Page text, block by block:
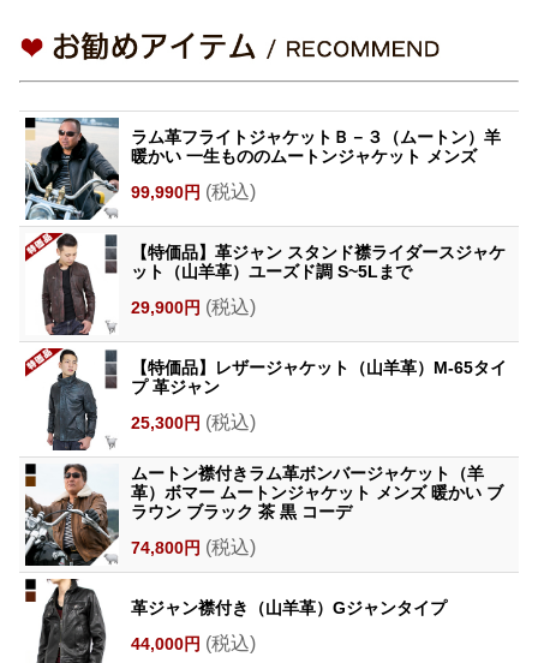
ラム革フライトジャケットＢ－３（ムートン）羊
暖かい 一生もののムートンジャケット メンズ
99,990円 (税込)
【特価品】革ジャン スタンド襟ライダースジャケ
ット（山羊革）ユーズド調 S~5Lまで
29,900円 (税込)
【特価品】レザージャケット（山羊革）M-65タイ
プ 革ジャン
25,300円 (税込)
ムートン襟付きラム革ボンバージャケット（羊
革）ボマー ムートンジャケット メンズ 暖かい ブ
ラウン ブラック 茶 黒 コーデ
74,800円 (税込)
革ジャン襟付き（山羊革）Gジャンタイプ
44,000円 (税込)